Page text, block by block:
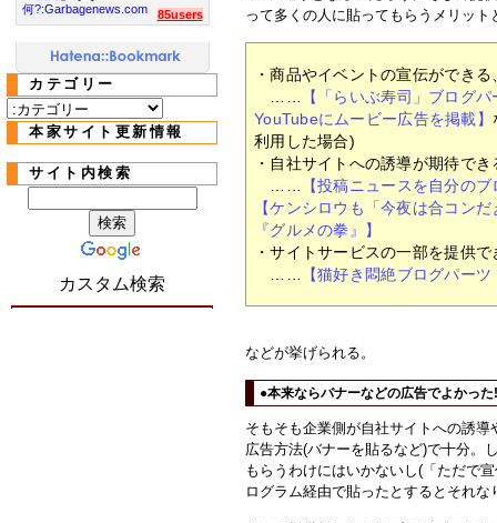
って多くの人に貼ってもらうメリット
・商品やイベントの宣伝ができ
【「らいぶ寿司」ブログ
YouTubeにムービー広告を掲載】
利用した場合)
・自社サイトへの誘導が期待で
【投稿ニュースを自分の
【ケンシロウも「今夜は合コン
『グルメの拳』】
・サイトサービスの一部を提供で
【猫好き悶絶ブログパー
などが挙げられる。
●本来ならバナーなどの広告でよかっ
そもそも企業側が自社サイトへの誘
広告方法(バナーを貼るなど)で十分。
もらうわけにはいかないし(「ただで
ログラム経由で貼ったとするとそれ
何?:Garbagenews.com
85users
カテゴリー
本家サイト更新情報
サイト内検索
カスタム検索